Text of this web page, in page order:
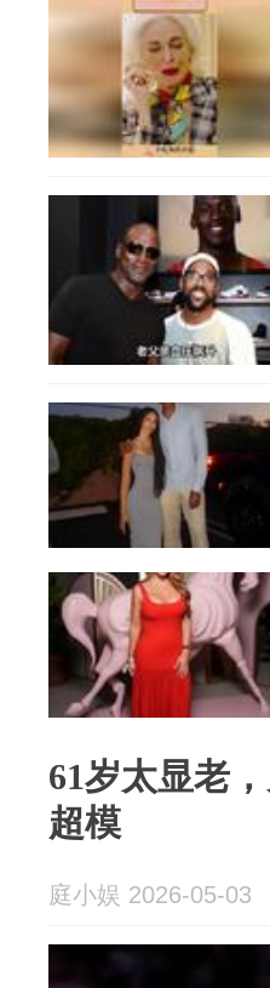
61岁太显老
超模
庭小娱 2026-05-03